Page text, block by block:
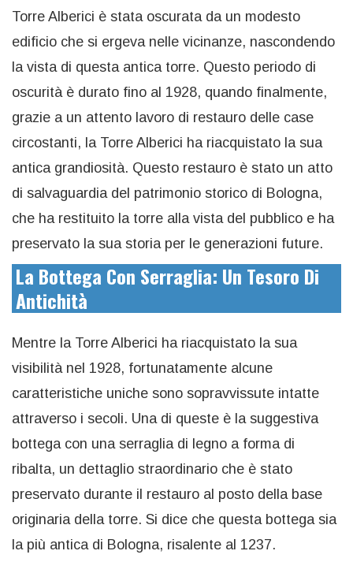
Torre Alberici è stata oscurata da un modesto
edificio che si ergeva nelle vicinanze, nascondendo
la vista di questa antica torre. Questo periodo di
oscurità è durato fino al 1928, quando finalmente,
grazie a un attento lavoro di restauro delle case
circostanti, la Torre Alberici ha riacquistato la sua
antica grandiosità. Questo restauro è stato un atto
di salvaguardia del patrimonio storico di Bologna,
che ha restituito la torre alla vista del pubblico e ha
preservato la sua storia per le generazioni future.
La Bottega Con Serraglia: Un Tesoro Di
Antichità
Mentre la Torre Alberici ha riacquistato la sua
visibilità nel 1928, fortunatamente alcune
caratteristiche uniche sono sopravvissute intatte
attraverso i secoli. Una di queste è la suggestiva
bottega con una serraglia di legno a forma di
ribalta, un dettaglio straordinario che è stato
preservato durante il restauro al posto della base
originaria della torre. Si dice che questa bottega sia
la più antica di Bologna, risalente al 1237.